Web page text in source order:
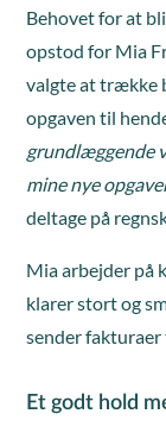
Behovet for at
opstod for Mia
valgte at trække
opgaven til
grundlæggende
mine nye
deltage på
Mia arbejder på
klarer stort og
sender
Et godt hold